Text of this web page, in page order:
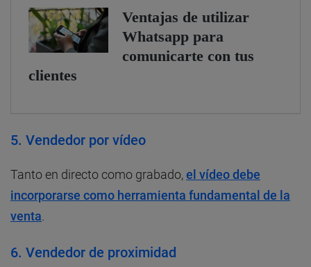
5. Vendedor por vídeo
Tanto en directo como grabado,el vídeo debe
incorporarse como herramienta fundamental de la
venta
6. Vendedor de proximidad